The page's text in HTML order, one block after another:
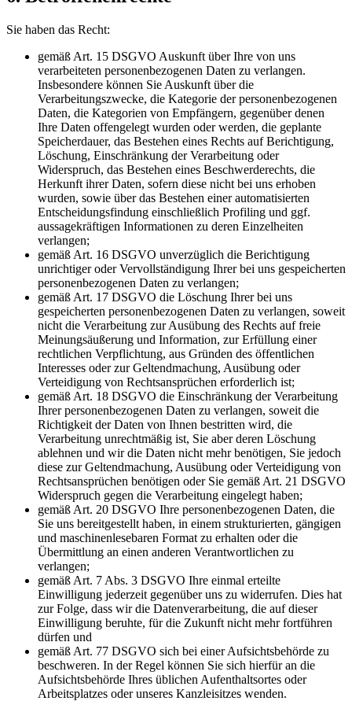
Sie haben das Recht:
gemäß Art. 15 DSGVO Auskunft über Ihre von uns
verarbeiteten personenbezogenen Daten zu verlangen.
Insbesondere können Sie Auskunft über die
Verarbeitungszwecke, die Kategorie der personenbezogenen
Daten, die Kategorien von Empfängern, gegenüber denen
Ihre Daten offengelegt wurden oder werden, die geplante
Speicherdauer, das Bestehen eines Rechts auf Berichtigung,
Löschung, Einschränkung der Verarbeitung oder
Widerspruch, das Bestehen eines Beschwerderechts, die
Herkunft ihrer Daten, sofern diese nicht bei uns erhoben
wurden, sowie über das Bestehen einer automatisierten
Entscheidungsfindung einschließlich Profiling und ggf.
aussagekräftigen Informationen zu deren Einzelheiten
verlangen;
gemäß Art. 16 DSGVO unverzüglich die Berichtigung
unrichtiger oder Vervollständigung Ihrer bei uns gespeicherten
personenbezogenen Daten zu verlangen;
gemäß Art. 17 DSGVO die Löschung Ihrer bei uns
gespeicherten personenbezogenen Daten zu verlangen, soweit
nicht die Verarbeitung zur Ausübung des Rechts auf freie
Meinungsäußerung und Information, zur Erfüllung einer
rechtlichen Verpflichtung, aus Gründen des öffentlichen
Interesses oder zur Geltendmachung, Ausübung oder
Verteidigung von Rechtsansprüchen erforderlich ist;
gemäß Art. 18 DSGVO die Einschränkung der Verarbeitung
Ihrer personenbezogenen Daten zu verlangen, soweit die
Richtigkeit der Daten von Ihnen bestritten wird, die
Verarbeitung unrechtmäßig ist, Sie aber deren Löschung
ablehnen und wir die Daten nicht mehr benötigen, Sie jedoch
diese zur Geltendmachung, Ausübung oder Verteidigung von
Rechtsansprüchen benötigen oder Sie gemäß Art. 21 DSGVO
Widerspruch gegen die Verarbeitung eingelegt haben;
gemäß Art. 20 DSGVO Ihre personenbezogenen Daten, die
Sie uns bereitgestellt haben, in einem strukturierten, gängigen
und maschinenlesebaren Format zu erhalten oder die
Übermittlung an einen anderen Verantwortlichen zu
verlangen;
gemäß Art. 7 Abs. 3 DSGVO Ihre einmal erteilte
Einwilligung jederzeit gegenüber uns zu widerrufen. Dies hat
zur Folge, dass wir die Datenverarbeitung, die auf dieser
Einwilligung beruhte, für die Zukunft nicht mehr fortführen
dürfen und
gemäß Art. 77 DSGVO sich bei einer Aufsichtsbehörde zu
beschweren. In der Regel können Sie sich hierfür an die
Aufsichtsbehörde Ihres üblichen Aufenthaltsortes oder
Arbeitsplatzes oder unseres Kanzleisitzes wenden.